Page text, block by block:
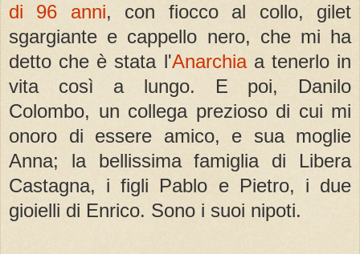
di 96 anni, con fiocco al collo, gilet
sgargiante e cappello nero, che mi ha
detto che è stata l'Anarchiaa tenerlo in
vita così a lungo. E poi, Danilo
Colombo, un collega prezioso di cui mi
onoro di essere amico, e sua moglie
Anna; la bellissima famiglia di Libera
Castagna, i figli Pablo e Pietro, i due
gioielli di Enrico. Sono i suoi nipoti.